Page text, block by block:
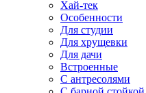
Хай-тек
Особенности
Для студии
Для хрущевки
Для дачи
Встроенные
С антресолями